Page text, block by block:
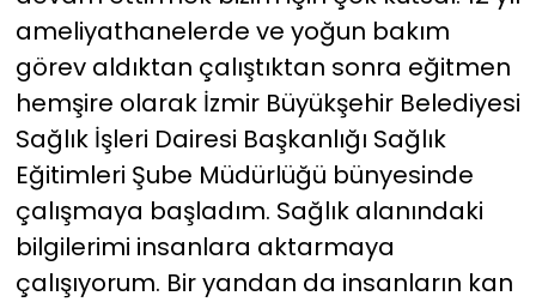
ameliyathanelerde ve yoğun bakım
görev aldıktan çalıştıktan sonra eğitmen
hemşire olarak İzmir Büyükşehir Belediyesi
Sağlık İşleri Dairesi Başkanlığı Sağlık
Eğitimleri Şube Müdürlüğü bünyesinde
çalışmaya başladım. Sağlık alanındaki
bilgilerimi insanlara aktarmaya
çalışıyorum. Bir yandan da insanların kan